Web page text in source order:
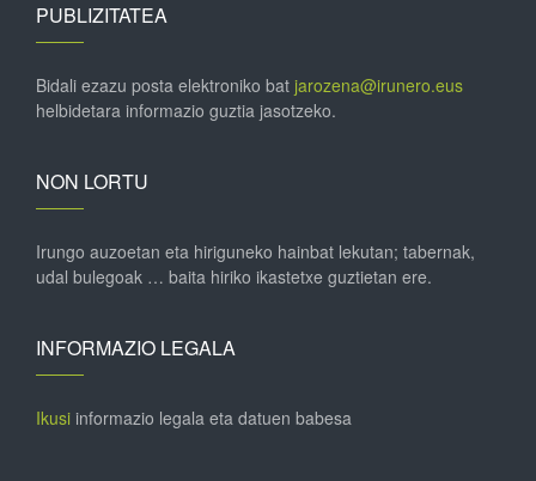
PUBLIZITATEA
Bidali ezazu posta elektroniko bat jarozena@irunero.eus
helbidetara informazio guztia jasotzeko.
NON LORTU
Irungo auzoetan eta hiriguneko hainbat lekutan; tabernak,
udal bulegoak … baita hiriko ikastetxe guztietan ere.
INFORMAZIO LEGALA
Ikusi informazio legala eta datuen babesa